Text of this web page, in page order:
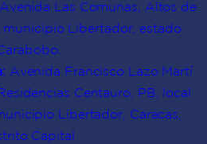
Las Comunas, Altos de
municipio Libertador, estado
Avenida Francisco Lazo Martí
Centauro, PB, local
Libertador, Caracas,
Capital